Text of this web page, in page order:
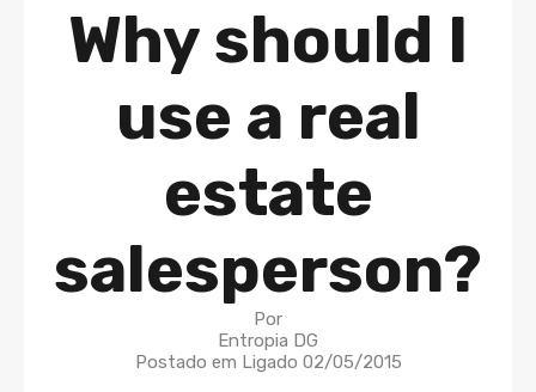
Why should I
use a real
estate
salesperson?
Por
Entropia DG
Postado em Ligado 02/05/2015